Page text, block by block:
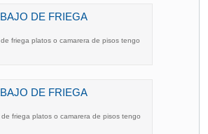
DE FRIEGA
friega platos o camarera de pisos tengo
DE FRIEGA
friega platos o camarera de pisos tengo